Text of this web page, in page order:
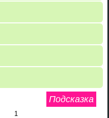
Подсказка
1